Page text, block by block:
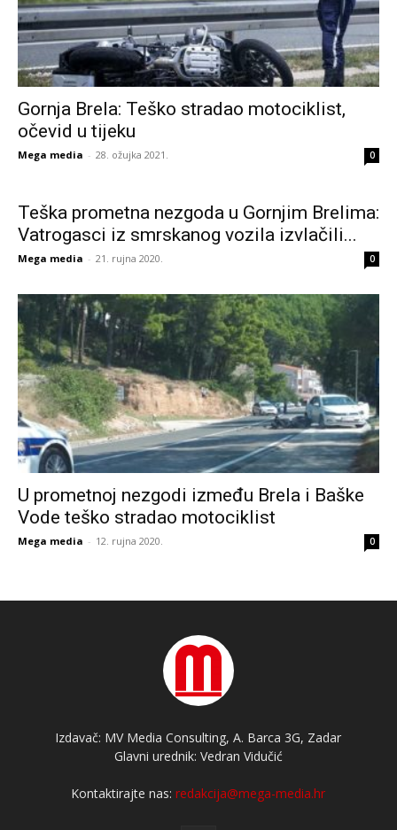
Gornja Brela: Teško stradao motociklist,
očevid u tijeku
Mega media - 28. ožujka 2021. 0
Teška prometna nezgoda u Gornjim Brelima:
Vatrogasci iz smrskanog vozila izvlačili...
Mega media - 21. rujna 2020. 0
U prometnoj nezgodi između Brela i Baške
Vode teško stradao motociklist
Mega media - 12. rujna 2020. 0
Izdavač: MV Media Consulting, A. Barca 3G, Zadar
Glavni urednik: Vedran Vidučić
Kontaktirajte nas:redakcija@mega-media.hr